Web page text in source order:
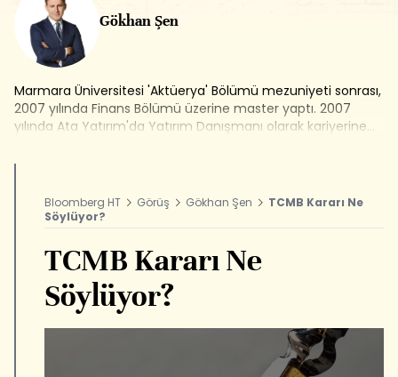
Gökhan Şen
Marmara Üniversitesi 'Aktüerya' Bölümü mezuniyeti sonrası,
2007 yılında Finans Bölümü üzerine master yaptı. 2007
yılında Ata Yatırım'da Yatırım Danışmanı olarak kariyerine
olarak devam etti. 2010-2013 yılları arasında Bloomberg
arasında Ak Yatırım'da Uluslararası Piyasalar Araştırma
Müdürü olarak çalıştı. Bloomberg HT'de Eonomi
Koordinatörlüğü görevinin ardından Genel Yayın Yönetmeni
olarak görev yaptı.
Bloomberg HT Görüş Gökhan Şen
TCMB Kararı Ne
Söylüyor?
TCMB Kararı Ne
Söylüyor?